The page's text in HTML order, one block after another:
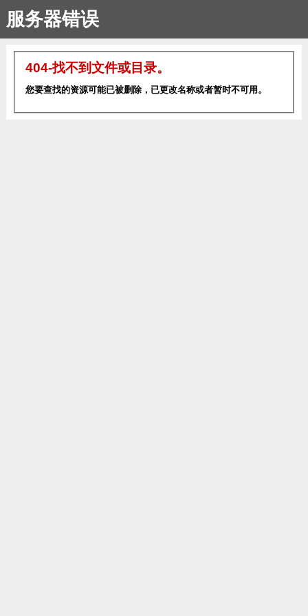
服务器错误
404-找不到文件或目录。
您要查找的资源可能已被删除，已更改名称或者暂时不可用。